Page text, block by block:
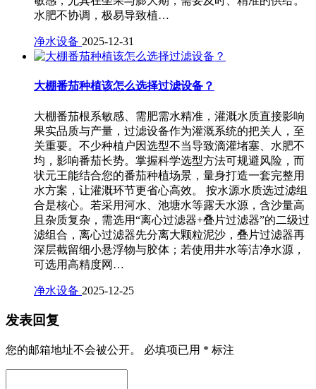
水肥不协调，极易导致植…
净水设备 2025-12-31
大棚番茄种植该怎么选择过滤设备？
大棚番茄根系敏感、需肥需水精准，灌溉水质直接影响
果实品质与产量，过滤设备作为灌溉系统的把关人，至
关重要。不少种植户因选型不当导致滴灌堵塞、水肥不
均，影响番茄长势。掌握科学选型方法可规避风险，而
状元王能结合您的番茄种植场景，量身打造一套完整用
水方案，让灌溉环节更省心高效。 按水源水质选过滤组
合是核心。若采用河水、池塘水等露天水源，含沙量高
且杂质复杂，需选用“离心过滤器+叠片过滤器”的二级过
滤组合，离心过滤器先分离大颗粒泥沙，叠片过滤器再
深层截留细小悬浮物与胶体；若使用井水等洁净水源，
可选用高精度网…
净水设备 2025-12-25
发表回复
您的邮箱地址不会被公开。 必填项已用 * 标注